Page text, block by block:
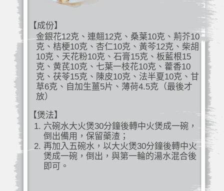
【成份】
金銀花12克、連翹12克、桑葉10克、荊芥10
克、桔梗10克、杏仁10克、黃芩12克、柴胡
10克、天花粉10克、石膏15克、板藍根15
克、黄芪10克、七葉一枝花10克、藿香10
克、茯苓15克、陳皮10克、法半夏10克、甘
草6克、自加生薑5片、薄荷4.5克（最後才
放）
【煲法】
六碗水大火煲30分鐘後轉中火煲成一碗，
倒出備用，保留藥渣；
再加入五碗水，以大火煲30分鐘後轉中火
煲成一碗，倒出，與第一輪的湯水混合後
即可。